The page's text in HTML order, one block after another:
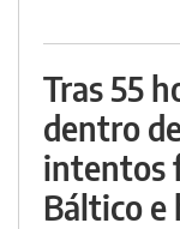
Tras 55
dentro
intentos
Báltico e